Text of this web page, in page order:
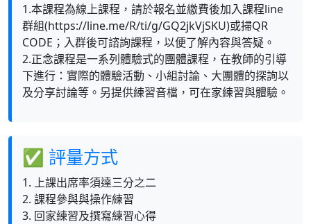
1.本課程為線上課程，請於報名並繳費後加入課程line
群組(https://line.me/R/ti/g/GQ2jkVjSKU)或掃QR
CODE；入群後可諮詢課程，以便了解內容與答疑。
2.正念課程是一系列體驗式的團體課程，在教師的引導
下進行：實際的體驗活動、小組討論、大團體的探詢以
及分享討論等。另提供練習音檔，可在家練習與體驗。
✅ 評量方式
1. 上課出席率須達三分之二
2. 課程參與與操作練習
3. 回家練習及撰寫練習心得